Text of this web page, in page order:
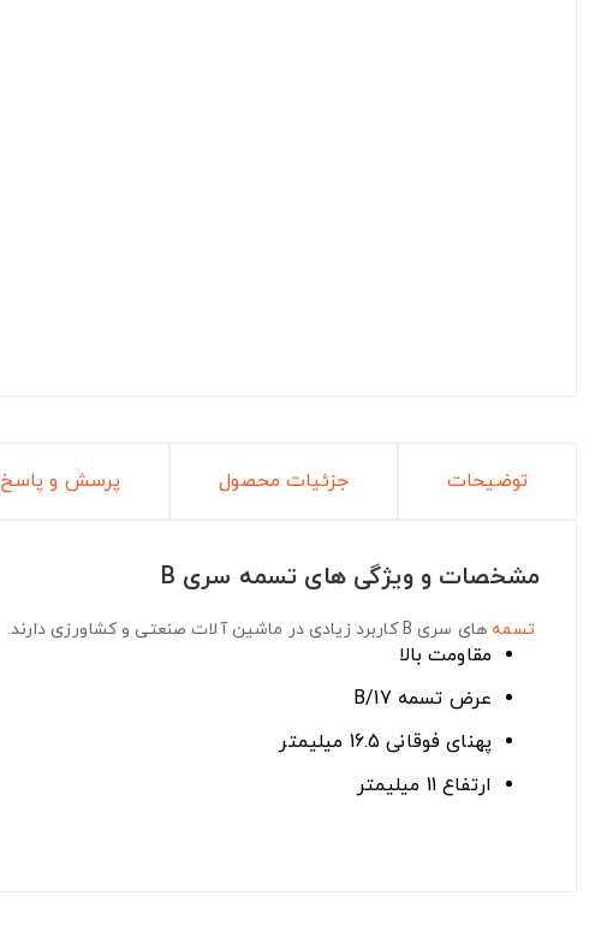
توضیحات جزئیات محصول پرسش و پاسخ
مشخصات و ویژگی های تسمه سری B
تسمه های سری B کاربرد زیادی در ماشین آلات صنعتی و کشاورزی دارند.
مقاومت بالا
عرض تسمه B/17
پهنای فوقانی 16.5 میلیمتر
ارتفاع 11 میلیمتر